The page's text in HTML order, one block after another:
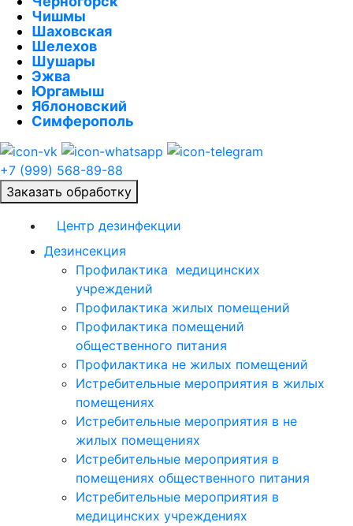
Чишмы
Шаховская
Шелехов
Шушары
Эжва
Юргамыш
Яблоновский
Симферополь
+7 (999) 568-89-88
Заказать обработку
Центр дезинфекции
Дезинсекция
Профилактика медицинских
учреждений
Профилактика жилых помещений
Профилактика помещений
общественного питания
Профилактика не жилых помещений
Истребительные мероприятия в жилых
помещениях
Истребительные мероприятия в не
жилых помещениях
Истребительные мероприятия в
помещениях общественного питания
Истребительные мероприятия в
медицинских учреждениях